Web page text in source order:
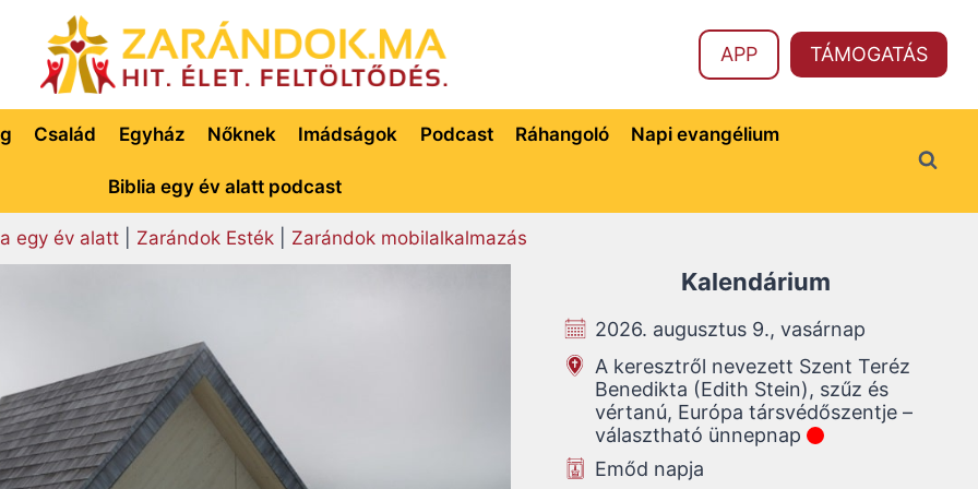
APP TÁMOGATÁS
Család Egyház Nőknek Imádságok Podcast Ráhangoló Napi evangélium
Biblia egy év alatt podcast
egy év alatt| Zarándok Esték| Zarándok mobilalkalmazás
Kalendárium
2026. augusztus 9., vasárnap
A keresztről nevezett Szent Teréz
Benedikta (Edith Stein), szűz és
vértanú, Európa társvédőszentje –
választható ünnepnap
Emőd napja